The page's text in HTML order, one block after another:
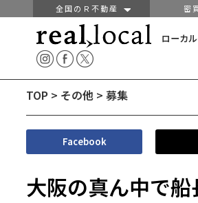
全国のＲ不動産 密
ローカ
TOP > その他 > 募集
Facebook
大阪の真ん中で